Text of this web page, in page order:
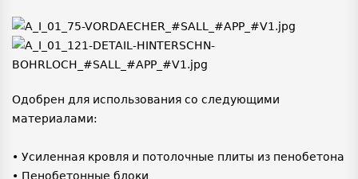
Одобрен для использования со следующими
материалами:
• Усиленная кровля и потолочные плиты из пенобетона
• Пенобетонные блоки